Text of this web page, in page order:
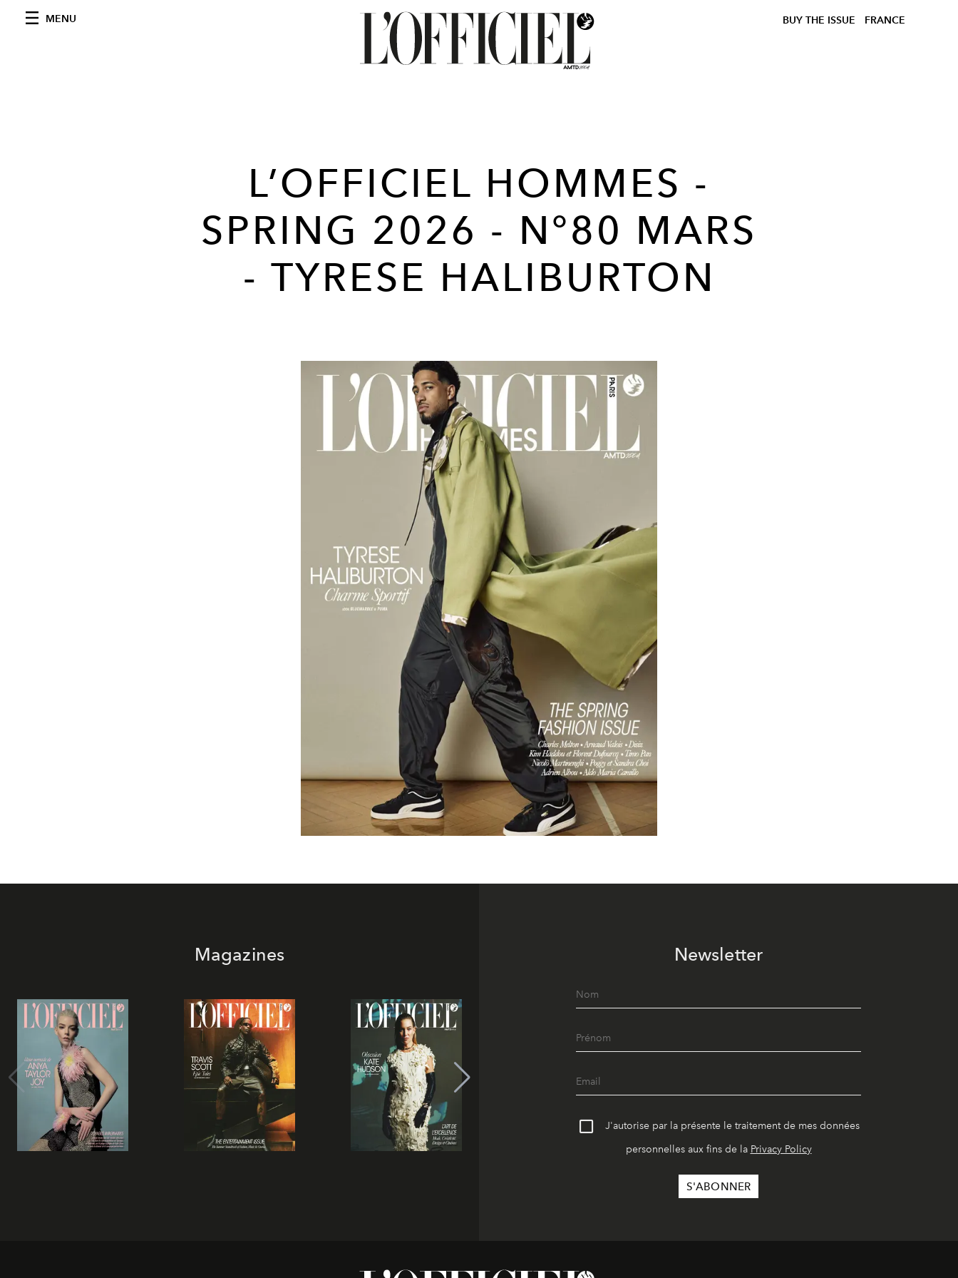
MENU BUY THE ISSUE FRANCE
L’OFFICIEL HOMMES -
SPRING 2026 - N°80 MARS
- TYRESE HALIBURTON
Magazines Newsletter
J'autorise par la présente le traitement de mes données
personnelles aux fins de la Privacy Policy